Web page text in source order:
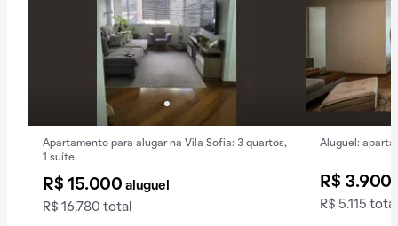
Apartamento para alugar na Vila Sofia: 3 quartos,
1 suíte.
R$ 15.000aluguel
R$ 16.780 total
Aluguel:
R$ 3.900
R$ 5.115 total